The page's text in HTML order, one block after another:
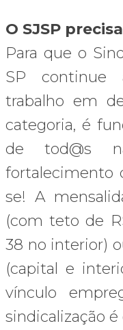
O SJSP
Para que o
SP continue
trabalho em
categoria, é
de tod@s
fortalecimento
se! A
(com teto de
38 no interior)
(capital e
vínculo
sindicalização é